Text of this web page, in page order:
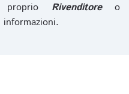
proprio Rivenditoreo